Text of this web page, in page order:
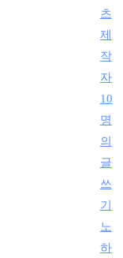
츠
제
작
자
10
명
의
글
쓰
기
노
하